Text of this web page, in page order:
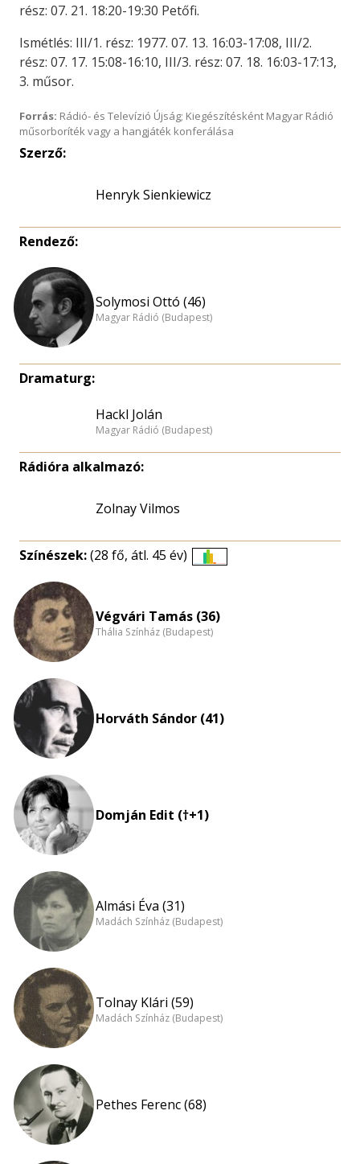
rész: 07. 21. 18:20-19:30 Petőfi.
Ismétlés: III/1. rész: 1977. 07. 13. 16:03-17:08, III/2.
rész: 07. 17. 15:08-16:10, III/3. rész: 07. 18. 16:03-17:13,
3. műsor.
Forrás: Rádió- és Televízió Újság; Kiegészítésként Magyar Rádió
műsorboríték vagy a hangjáték konferálása
Szerző:
Henryk Sienkiewicz
Rendező:
Solymosi Ottó (46)
Magyar Rádió (Budapest)
Dramaturg:
Hackl Jolán
Magyar Rádió (Budapest)
Rádióra alkalmazó:
Zolnay Vilmos
Színészek:(28 fő, átl. 45 év)
nagyítása
Végvári Tamás (36)
Thália Színház (Budapest)
Horváth Sándor (41)
Domján Edit (†+1)
Almási Éva (31)
Madách Színház (Budapest)
Tolnay Klári (59)
Madách Színház (Budapest)
Pethes Ferenc (68)